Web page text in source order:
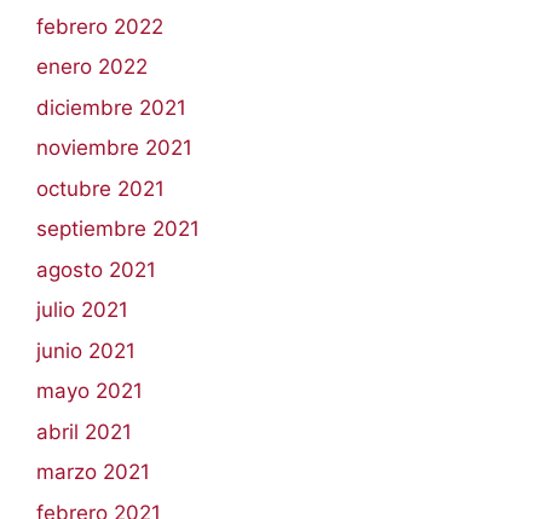
febrero 2022
enero 2022
diciembre 2021
noviembre 2021
octubre 2021
septiembre 2021
agosto 2021
julio 2021
junio 2021
mayo 2021
abril 2021
marzo 2021
febrero 2021